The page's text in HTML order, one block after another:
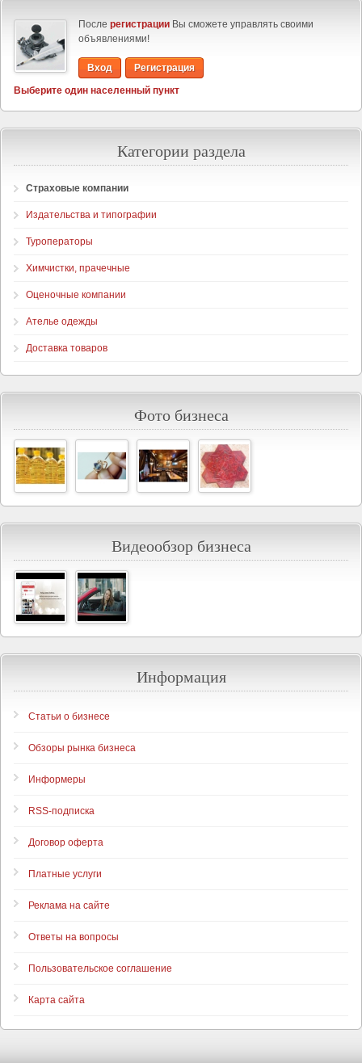
После регистрации Вы сможете управлять своими
объявлениями!
Вход
Регистрация
Выберите один населенный пункт
Категории раздела
Страховые компании
Издательства и типографии
Туроператоры
Химчистки, прачечные
Оценочные компании
Ателье одежды
Доставка товаров
Фото бизнеса
Видеообзор бизнеса
Информация
Статьи о бизнесе
Обзоры рынка бизнеса
Информеры
RSS-подписка
Договор оферта
Платные услуги
Реклама на сайте
Ответы на вопросы
Пользовательское соглашение
Карта сайта